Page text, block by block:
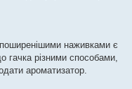
наживками є
гачка різними способами,
ароматизатор.